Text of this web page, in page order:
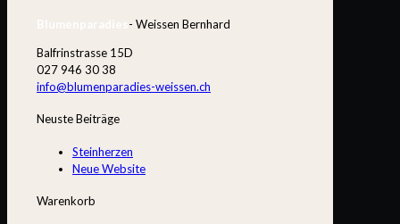
- Weissen Bernhard
Balfrinstrasse 15D
027 946 30 38
info@blumenparadies-weissen.ch
Neuste Beiträge
Steinherzen
Neue Website
Warenkorb